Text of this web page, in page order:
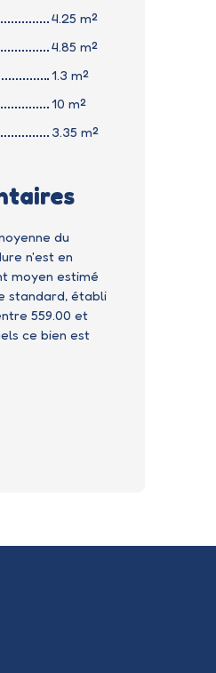
4.25 m²
4.85 m²
1.3 m²
10 m²
3.35 m²
du
n'est en
moyen estimé
standard, établi
559.00 et
ce bien est